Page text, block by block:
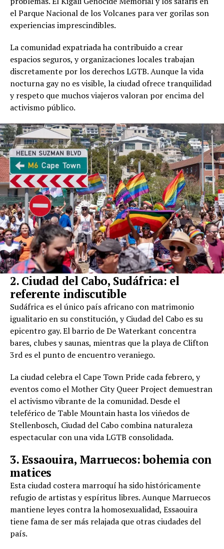
el Parque Nacional de los Volcanes para ver gorilas son
experiencias imprescindibles.
La comunidad expatriada ha contribuido a crear
espacios seguros, y organizaciones locales trabajan
discretamente por los derechos LGTB. Aunque la vida
nocturna gay no es visible, la ciudad ofrece tranquilidad
y respeto que muchos viajeros valoran por encima del
activismo público.
2. Ciudad del Cabo, Sudáfrica: el
referente indiscutible
Sudáfrica es el único país africano con matrimonio
igualitario en su constitución, y Ciudad del Cabo es su
epicentro gay. El barrio de De Waterkant concentra
bares, clubes y saunas, mientras que la playa de Clifton
3rd es el punto de encuentro veraniego.
La ciudad celebra el Cape Town Pride cada febrero, y
eventos como el Mother City Queer Project demuestran
el activismo vibrante de la comunidad. Desde el
teleférico de Table Mountain hasta los viñedos de
Stellenbosch, Ciudad del Cabo combina naturaleza
espectacular con una vida LGTB consolidada.
3. Essaouira, Marruecos: bohemia con
matices
Esta ciudad costera marroquí ha sido históricamente
refugio de artistas y espíritus libres. Aunque Marruecos
mantiene leyes contra la homosexualidad, Essaouira
tiene fama de ser más relajada que otras ciudades del
país.